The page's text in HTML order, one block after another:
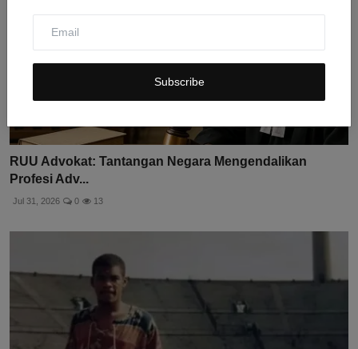
Subscribe
RUU Advokat: Tantangan Negara Mengendalikan
Profesi Adv...
Jul 31, 2026 0 13